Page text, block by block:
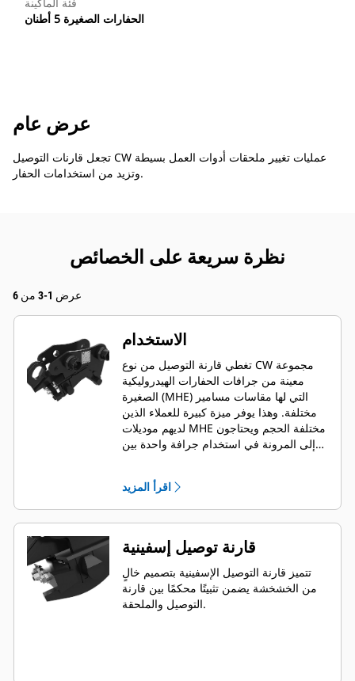
فئة الماكينة
الحفارات الصغيرة 5 أطنان
عرض عام
تجعل قارنات التوصيل CW عمليات تغيير ملحقات أدوات العمل بسيطة
وتزيد من استخدامات الحفار.
نظرة سريعة على الخصائص
عرض 1-3 من 6
الاستخدام
تغطي قارنة التوصيل من نوع CW مجموعة
معينة من جرافات الحفارات الهيدروليكية
الصغيرة (MHE) التي لها مقاسات مسامير
مختلفة. وهذا يوفر ميزة كبيرة للعملاء الذين
لديهم موديلات MHE مختلفة الحجم ويحتاجون
إلى المرونة في استخدام جرافة واحدة بين
اقرأ المزيد
قارنة توصيل إسفينية
تتميز قارنة التوصيل الإسفينية بتصميم خالٍ
من الخشخشة يضمن تثبيتًا محكمًا بين قارنة
التوصيل والملحقة.